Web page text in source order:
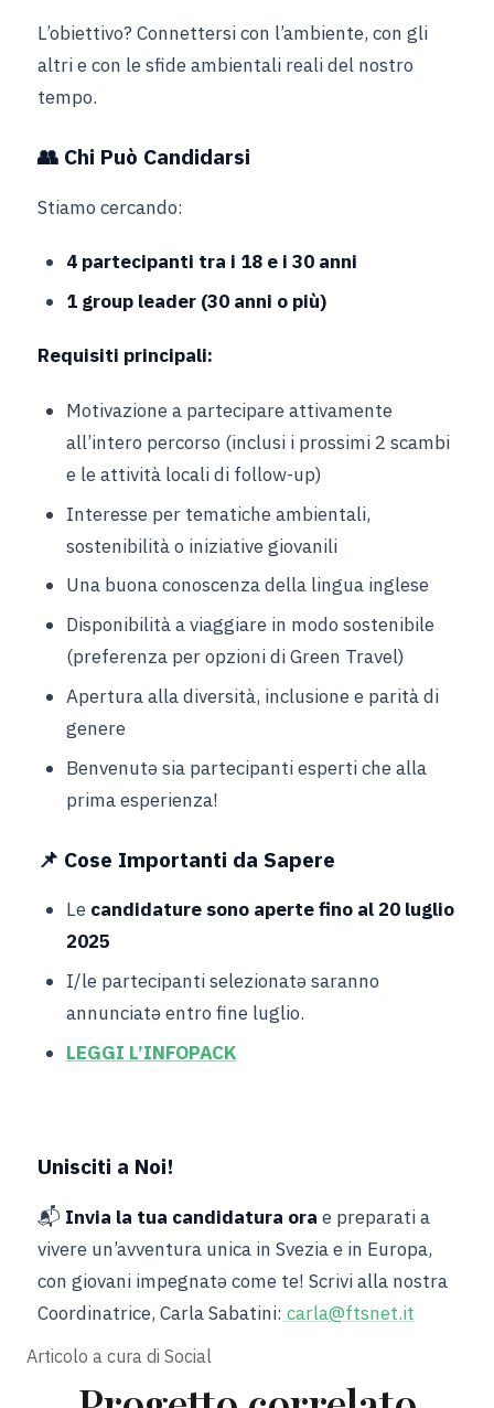
L’obiettivo? Connettersi con l’ambiente, con gli
altri e con le sfide ambientali reali del nostro
tempo.
👥 Chi Può Candidarsi
Stiamo cercando:
4 partecipanti tra i 18 e i 30 anni
1 group leader (30 anni o più)
Requisiti principali:
Motivazione a partecipare attivamente
all’intero percorso (inclusi i prossimi 2 scambi
e le attività locali di follow-up)
Interesse per tematiche ambientali,
sostenibilità o iniziative giovanili
Una buona conoscenza della lingua inglese
Disponibilità a viaggiare in modo sostenibile
(preferenza per opzioni di Green Travel)
Apertura alla diversità, inclusione e parità di
genere
Benvenutə sia partecipanti esperti che alla
prima esperienza!
📌 Cose Importanti da Sapere
Le candidature sono aperte fino al 20 luglio
2025
I/le partecipanti selezionatə saranno
annunciatə entro fine luglio.
LEGGI L’INFOPACK
Unisciti a Noi!
📬 Invia la tua candidatura ora e preparati a
vivere un’avventura unica in Svezia e in Europa,
con giovani impegnatə come te! Scrivi alla nostra
Coordinatrice, Carla Sabatini: carla@ftsnet.it
Articolo a cura di Social